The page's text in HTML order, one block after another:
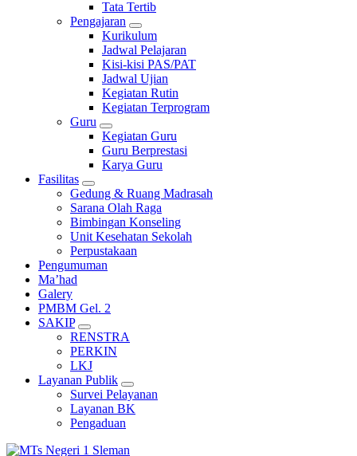
Tata Tertib
Pengajaran
Kurikulum
Jadwal Pelajaran
Kisi-kisi PAS/PAT
Jadwal Ujian
Kegiatan Rutin
Kegiatan Terprogram
Guru
Kegiatan Guru
Guru Berprestasi
Karya Guru
Fasilitas
Gedung & Ruang Madrasah
Sarana Olah Raga
Bimbingan Konseling
Unit Kesehatan Sekolah
Perpustakaan
Pengumuman
Ma’had
Galery
PMBM Gel. 2
SAKIP
RENSTRA
PERKIN
LKJ
Layanan Publik
Survei Pelayanan
Layanan BK
Pengaduan